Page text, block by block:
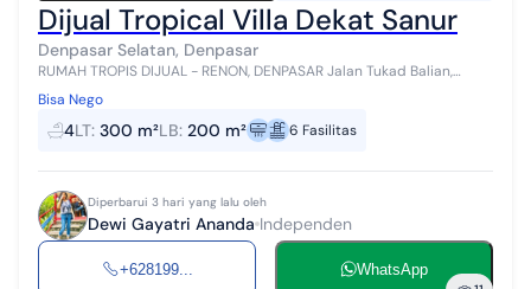
Dijual Tropical Villa Dekat Sanur
Denpasar Selatan, Denpasar
RUMAH TROPIS DIJUAL - RENON, DENPASAR Jalan Tukad Balian,
Renon Hanya beberapa menit ke Pantai Sanur Rumah bergaya
tropis modern dengan ruang ya...
Bisa Nego
4LT: 300 m²LB: 200 m² 6 Fasilitas
Diperbarui 3 hari yang lalu oleh
Dewi Gayatri Ananda Independen
+628199... WhatsApp